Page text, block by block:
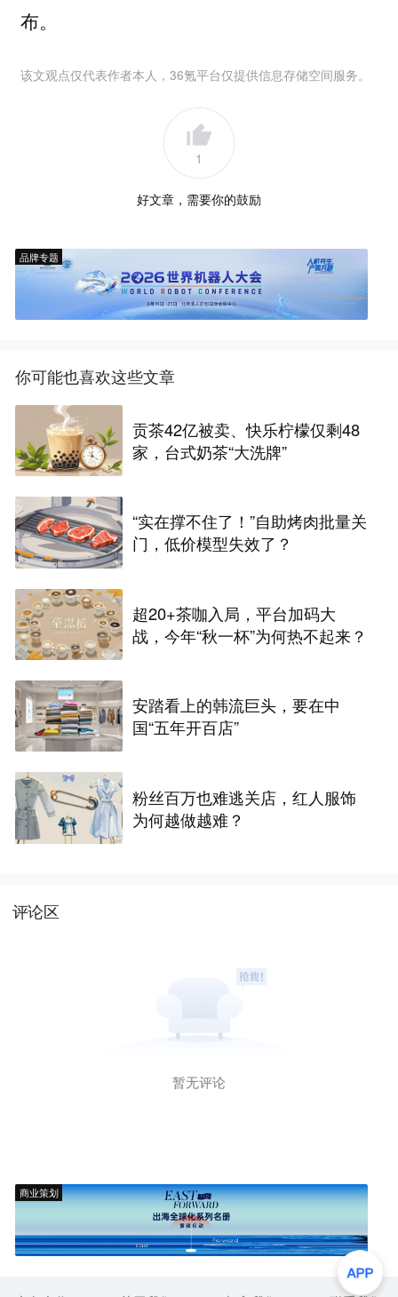
布。
该文观点仅代表作者本人，36氪平台仅提供信息存储空间服务。
1
好文章，需要你的鼓励
品牌专题
你可能也喜欢这些文章
贡茶42亿被卖、快乐柠檬仅剩48
家，台式奶茶“大洗牌”
“实在撑不住了！”自助烤肉批量关
门，低价模型失效了？
超20+茶咖入局，平台加码大
战，今年“秋一杯”为何热不起来？
安踏看上的韩流巨头，要在中
国“五年开百店”
粉丝百万也难逃关店，红人服饰
为何越做越难？
评论区
暂无评论
商业策划